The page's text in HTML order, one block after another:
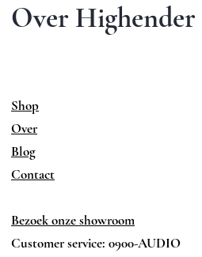
Over Highender
Shop
Over
Blog
Contact
Bezoek onze showroom
Customer service: 0900-AUDIO